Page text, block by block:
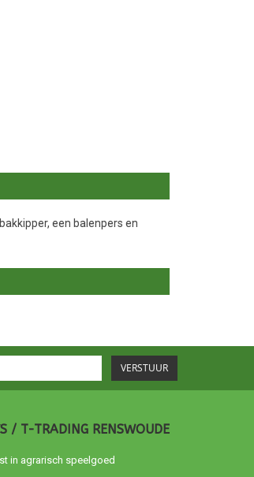
een balenpers en
VERSTUUR
/ T-TRADING RENSWOUDE
in agrarisch speelgoed